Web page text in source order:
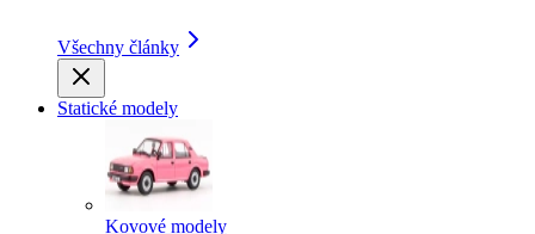
Všechny články
Statické modely
Kovové modely